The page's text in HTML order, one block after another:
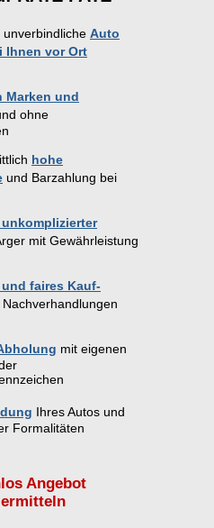
Auto
Ihnen vor Ort
Marken und
ohne
hohe
und Barzahlung bei
mit Gewährleistung
faires Kauf-
mit eigenen
Ihres Autos und
Formalitäten
Angebot